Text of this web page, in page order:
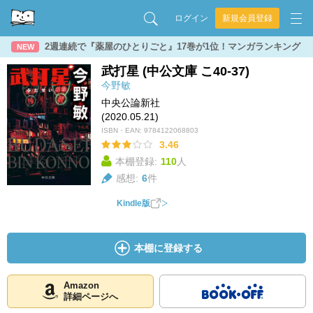
ログイン 新規会員登録
NEW 2週連続で『薬屋のひとりごと』17巻が1位！マンガランキング
武打星 (中公文庫 こ40-37)
今野敏
中央公論新社
(2020.05.21)
ISBN・EAN: 9784122068803
3.46
本棚登録: 110人
感想: 6件
Kindle版
本棚に登録する
Amazon
詳細ページへ